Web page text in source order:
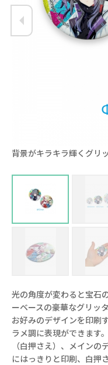
背景がキラキラ輝くグリ
光の角度が変わると宝石
ーベースの豪華なグリッ
お好みのデザインを印刷
ラメ調に表現ができます
（白押さえ）、メイン
にはっきりと印刷、白押